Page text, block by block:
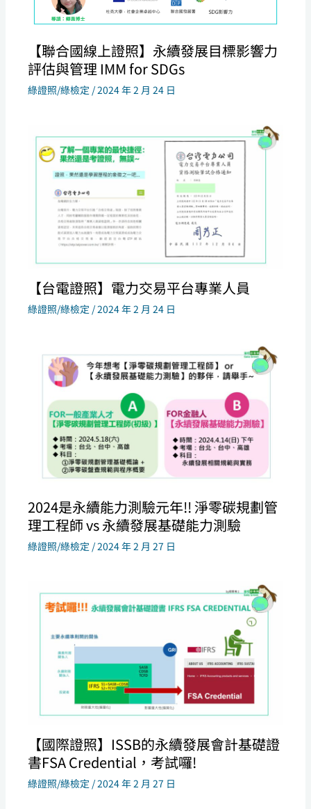
【聯合國線上證照】永續發展目標影響力
評估與管理 IMM for SDGs
綠證照/綠檢定 /2024 年 2 月 24 日
【台電證照】電力交易平台專業人員
綠證照/綠檢定 /2024 年 2 月 24 日
2024是永續能力測驗元年!! 淨零碳規劃管
理工程師 vs 永續發展基礎能力測驗
綠證照/綠檢定 /2024 年 2 月 27 日
【國際證照】ISSB的永續發展會計基礎證
書FSA Credential，考試囉!
綠證照/綠檢定 /2024 年 2 月 27 日